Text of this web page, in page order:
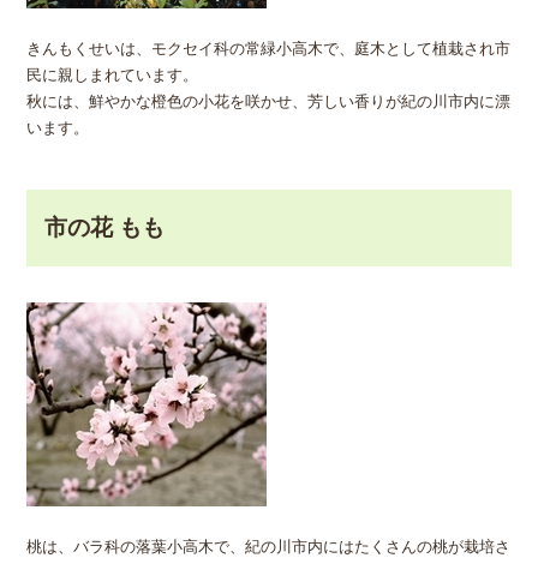
きんもくせいは、モクセイ科の常緑小高木で、庭木として植栽され市
民に親しまれています。
秋には、鮮やかな橙色の小花を咲かせ、芳しい香りが紀の川市内に漂
います。
市の花 もも
桃は、バラ科の落葉小高木で、紀の川市内にはたくさんの桃が栽培さ